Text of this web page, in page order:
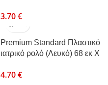
3.70€
Premium Standard Πλαστικό
ιατρικό ρολό (Λευκό) 68 εκ Χ
4.70€